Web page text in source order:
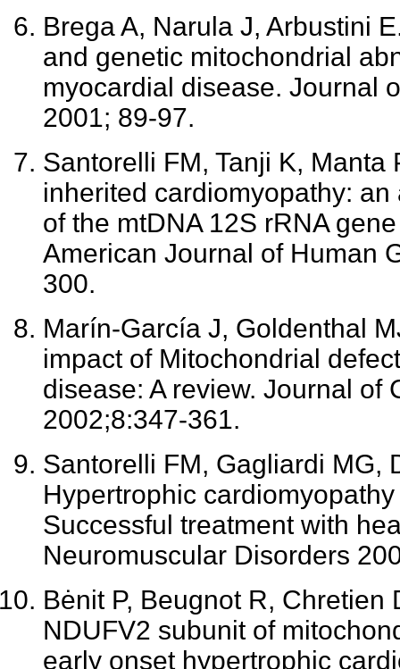
Brega A, Narula J, Arbustini
and genetic mitochondrial
myocardial disease. Journal
2001; 89-97.
Santorelli FM, Tanji K, Manta
inherited cardiomyopathy:
of the mtDNA 12S rRNA
American Journal of Human
300.
Marín-García J, Goldenthal
impact of Mitochondrial
disease: A review. Journal of
2002;8:347-361.
Santorelli FM, Gagliardi MG,
Hypertrophic
Successful treatment with
Neuromuscular Disorders
Bėnit P, Beugnot R, Chretien
NDUFV2 subunit of
early onset hypertrophic